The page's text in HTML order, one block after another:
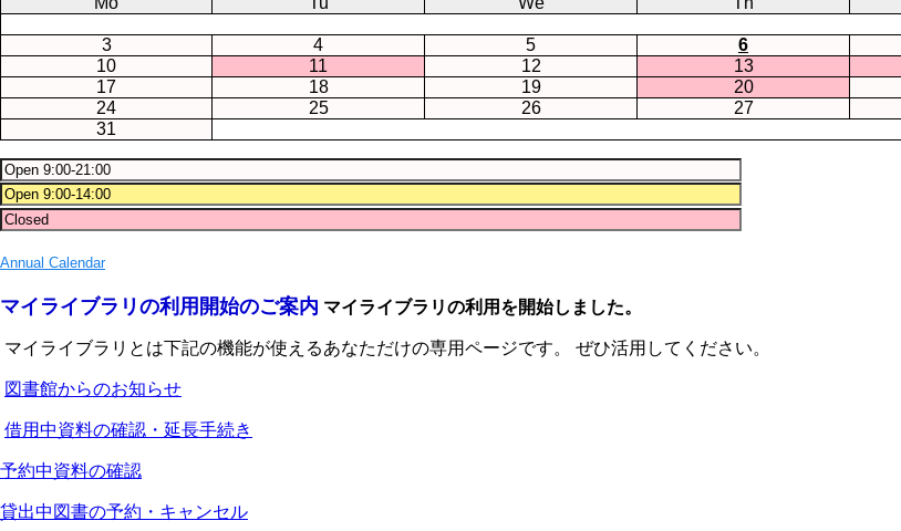
3
4 5 6
10
11 12 13
17
18 19 20
24
25 26 27
31
Annual Calendar
マイライブラリの利用開始のご案内 マイライブラリの利用を開始しました。
マイライブラリとは下記の機能が使えるあなただけの専用ページです。 ぜひ活用してください。
図書館からのお知らせ
借用中資料の確認・延長手続き
予約中資料の確認
貸出中図書の予約・キャンセル